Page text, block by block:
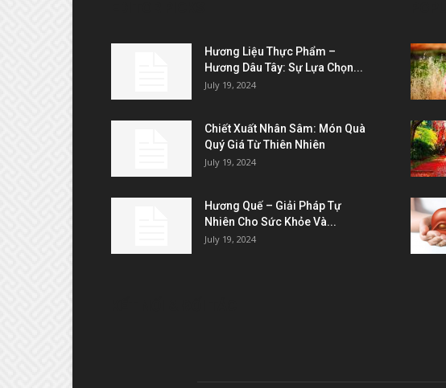
Hương Liệu Thực Phẩm –
Hương Dâu Tây: Sự Lựa Chọn...
July 19, 2024
Chiết Xuất Nhân Sâm: Món Quà
Quý Giá Từ Thiên Nhiên
July 19, 2024
Hương Quế – Giải Pháp Tự
Nhiên Cho Sức Khỏe Và...
July 19, 2024